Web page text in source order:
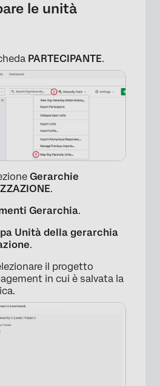
le unità
PARTECIPANTE.
Gerarchie
.
Gerarchia.
Unità della gerarchia
.
il progetto
in cui è salvata la